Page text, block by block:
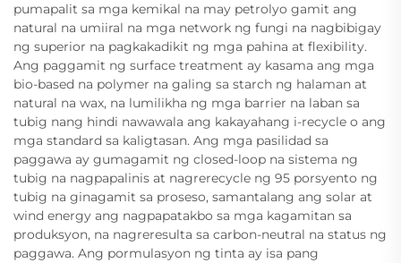
pumapalit sa mga kemikal na may petrolyo gamit ang
natural na umiiral na mga network ng fungi na nagbibigay
ng superior na pagkakadikit ng mga pahina at flexibility.
Ang paggamit ng surface treatment ay kasama ang mga
bio-based na polymer na galing sa starch ng halaman at
natural na wax, na lumilikha ng mga barrier na laban sa
tubig nang hindi nawawala ang kakayahang i-recycle o ang
mga standard sa kaligtasan. Ang mga pasilidad sa
paggawa ay gumagamit ng closed-loop na sistema ng
tubig na nagpapalinis at nagrerecycle ng 95 porsyento ng
tubig na ginagamit sa proseso, samantalang ang solar at
wind energy ang nagpapatakbo sa mga kagamitan sa
produksyon, na nagreresulta sa carbon-neutral na status ng
paggawa. Ang pormulasyon ng tinta ay isa pang